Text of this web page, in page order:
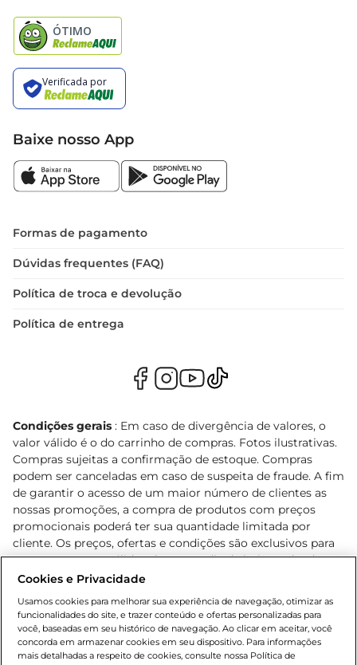
Baixe nosso App
Formas de pagamento
Dúvidas frequentes (FAQ)
Política de troca e devolução
Política de entrega
Condições gerais : Em caso de divergência de valores, o
valor válido é o do carrinho de compras. Fotos ilustrativas.
Compras sujeitas a confirmação de estoque. Compras
podem ser canceladas em caso de suspeita de fraude. A fim
de garantir o acesso de um maior número de clientes as
nossas promoções, a compra de produtos com preços
promocionais poderá ter sua quantidade limitada por
cliente. Os preços, ofertas e condições são exclusivos para
o e-commerce e válidos durante o dia de hoje, podendo
sofrer alterações sem prévia notificação. Proibida a venda
Lei n.º 8069/90, art. 81, inciso II (Estatuto da Criança e do
Adolescente). Preços e condições exclusivos para o
www.bretas.com.br, podendo sofrer alterações sem aviso
prévio. O valor mínimo para as compras on-line é de R$
Cookies e Privacidade
Usamos cookies para melhorar sua experiência de navegação, otimizar as
funcionalidades do site, e trazer conteúdo e ofertas personalizadas para
você, baseadas em seu histórico de navegação. Ao clicar em aceitar, você
concorda em armazenar cookies em seu dispositivo. Para informações
mais detalhadas a respeito de cookies, consulte nossa Política de